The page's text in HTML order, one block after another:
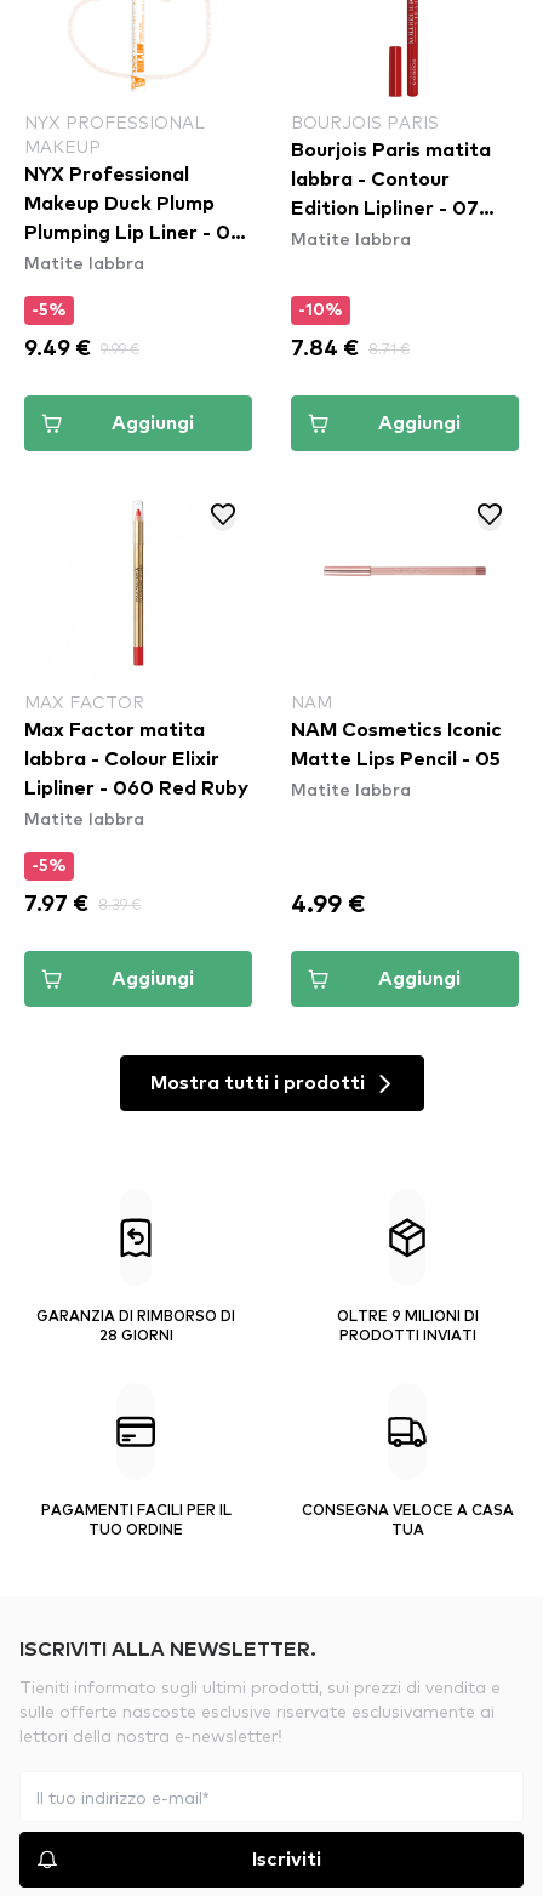
NYX PROFESSIONAL
MAKEUP
NYX Professional
Makeup Duck Plump
Plumping Lip Liner - 01
Ducking Clear
Matite labbra
-5%
9.49 € 9.99 €
Aggiungi
BOURJOIS PARIS
Bourjois Paris matita
labbra - Contour
Edition Lipliner - 07
Cherry Boom Boom
Matite labbra
-10%
7.84 € 8.71 €
Aggiungi
MAX FACTOR
Max Factor matita
labbra - Colour Elixir
Lipliner - 060 Red Ruby
Matite labbra
-5%
7.97 € 8.39 €
Aggiungi
NAM
NAM Cosmetics Iconic
Matte Lips Pencil - 05
Matite labbra
4.99 €
Aggiungi
Mostra tutti i prodotti
GARANZIA DI RIMBORSO DI
28 GIORNI
OLTRE 9 MILIONI DI
PRODOTTI INVIATI
PAGAMENTI FACILI PER IL
TUO ORDINE
CONSEGNA VELOCE A CASA
TUA
ISCRIVITI ALLA NEWSLETTER.
Tieniti informato sugli ultimi prodotti, sui prezzi di vendita e
sulle offerte nascoste esclusive riservate esclusivamente ai
lettori della nostra e-newsletter!
Iscriviti